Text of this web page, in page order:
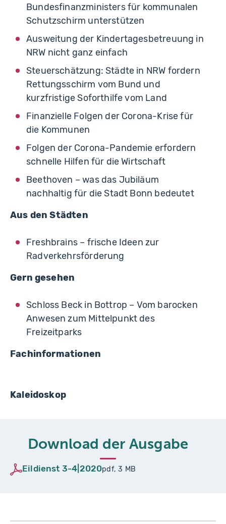
Bundesfinanzministers für kommunalen
Schutzschirm unterstützen
Ausweitung der Kindertagesbetreuung in
NRW nicht ganz einfach
Steuerschätzung: Städte in NRW fordern
Rettungsschirm vom Bund und
kurzfristige Soforthilfe vom Land
Finanzielle Folgen der Corona-Krise für
die Kommunen
Folgen der Corona-Pandemie erfordern
schnelle Hilfen für die Wirtschaft
Beethoven – was das Jubiläum
nachhaltig für die Stadt Bonn bedeutet
Aus den Städten
Freshbrains – frische Ideen zur
Radverkehrsförderung
Gern gesehen
Schloss Beck in Bottrop – Vom barocken
Anwesen zum Mittelpunkt des
Freizeitparks
Fachinformationen
Kaleidoskop
Download der Ausgabe
Eildienst 3-4|2020pdf, 3 MB